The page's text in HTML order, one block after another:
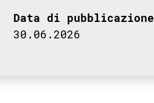
Data di pubblicazione
30.06.2026